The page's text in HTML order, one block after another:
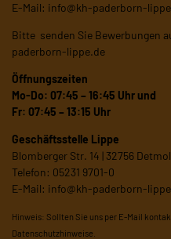
E-Mail: info@kh-paderborn-
Bitte senden Sie Bewerbungen
paderborn-lippe.de
Öffnungszeiten
Mo-Do: 07:45 – 16:45 Uhr und
Fr: 07:45 – 13:15 Uhr
Geschäftsstelle Lippe
Blomberger Str. 14 | 32756
Telefon: 05231 9701-0
E-Mail: info@kh-paderborn-
Hinweis: Sollten Sie uns per E-Mail
Datenschutzhinweise